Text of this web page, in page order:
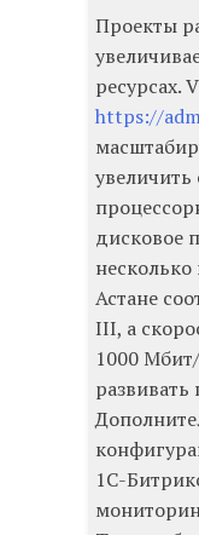
Проекты
ресурсах.
https://
дисковое
Астане
III, а
1000
1С-